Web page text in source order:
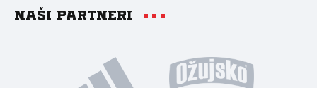
Naši partneri